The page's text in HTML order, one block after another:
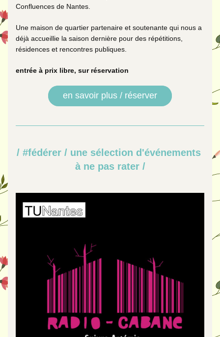
Confluences de Nantes.
Une maison de quartier partenaire et soutenante qui nous a
déjà accueillie la saison dernière pour des répétitions,
résidences et rencontres publiques.
entrée à prix libre, sur réservation
en savoir plus / réserver
/ #fédérer / une sélection d'événements
à ne pas rater /